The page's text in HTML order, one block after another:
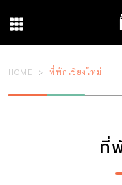
HOME ที่พักเชียงใหม่
ที่